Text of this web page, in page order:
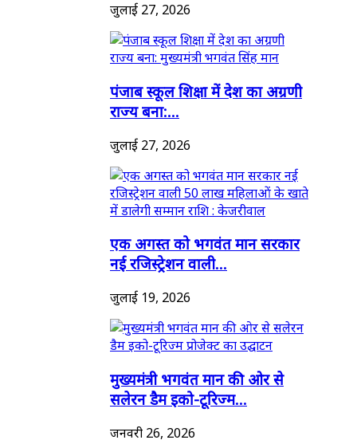
जुलाई 27, 2026
पंजाब स्कूल शिक्षा में देश का अग्रणी
राज्य बना:...
जुलाई 27, 2026
एक अगस्त को भगवंत मान सरकार
नई रजिस्ट्रेशन वाली...
जुलाई 19, 2026
मुख्यमंत्री भगवंत मान की ओर से
सलेरन डैम इको-टूरिज्म...
जनवरी 26, 2026